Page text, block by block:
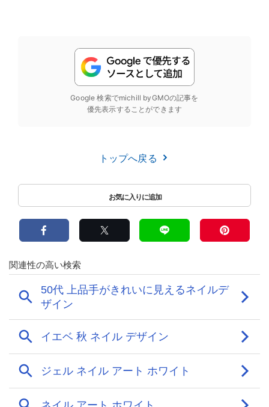
Google 検索でmichill byGMOの記事を
優先表示することができます
トップへ戻る